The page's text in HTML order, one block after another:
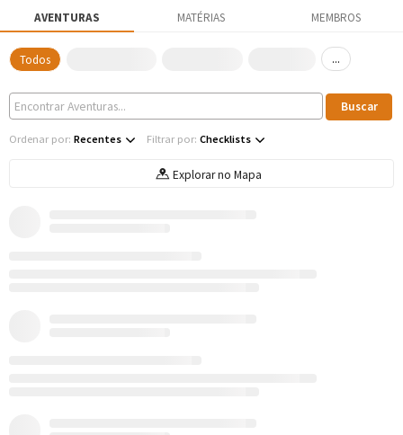
AVENTURAS MATÉRIAS MEMBROS
Todos ...
Ordenar por: Recentes Filtrar por: Checklists
Explorar no Mapa